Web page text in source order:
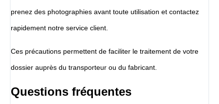
prenez des photographies avant toute utilisation et contactez
rapidement notre service client.
Ces précautions permettent de faciliter le traitement de votre
dossier auprès du transporteur ou du fabricant.
Questions fréquentes